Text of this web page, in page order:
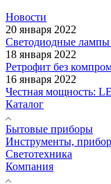
Новости
20 января 2022
Светодиодные
18 января 2022
Ретрофит без
16 января 2022
Честная мощность:
Каталог
Бытовые приборы
Инструменты,
Светотехника
Компания